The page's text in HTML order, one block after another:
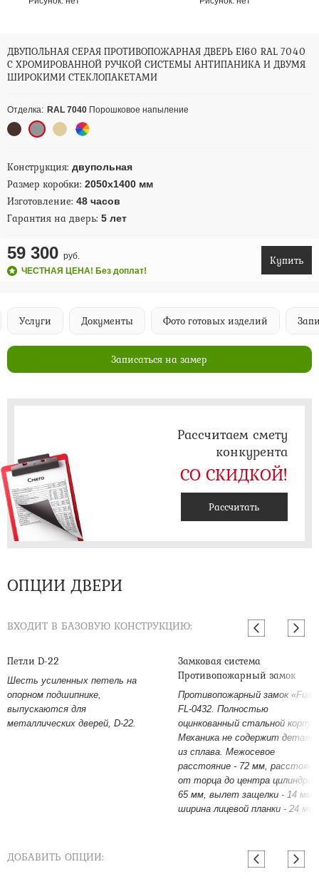
ДВУПОЛЬНАЯ СЕРАЯ ПРОТИВОПОЖАРНАЯ ДВЕРЬ EI60 RAL 7040
С ХРОМИРОВАННОЙ РУЧКОЙ СИСТЕМЫ АНТИПАНИКА И ДВУМЯ
ШИРОКИМИ СТЕКЛОПАКЕТАМИ
Отделка: RAL 7040 Порошковое напыление
Конструкция: двупольная
Размер коробки: 2050х1400 мм
Изготовление: 48 часов
Гарантия на дверь: 5 лет
59 300 руб.
ЧЕСТНАЯ ЦЕНА! Без доплат!
Купить
Услуги Документы Фото готовых изделий
Записаться на замер
Рассчитаем смету
конкурента
СО СКИДКОЙ!
Рассчитать
ОПЦИИ ДВЕРИ
ВХОДИТ В БАЗОВУЮ КОНСТРУКЦИЮ:
Петли D-22
Шесть усиленных петель на
опорном подшипнике,
выпускаются для
металлических дверей, D-22.
Замковая система
Противопожарный замок
Противопожарный замок
FL-0432. Полностью
оцинкованный стальной корпус.
Механика не содержит деталей
из сплава. Межосевое
расстояние - 72 мм,
от торца до центра цилиндра -
65 мм, вылет защелки - 14 мм,
ширина лицевой планки - 24 мм.
ДОБАВИТЬ ОПЦИИ: